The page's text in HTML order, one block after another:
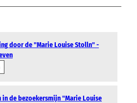
door de "Marie Louise Stolln" -
in de bezoekersmijn "Marie Louise